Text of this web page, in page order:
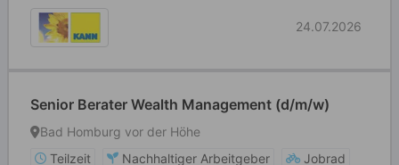
24.07.2026
Senior Berater Wealth Management (d/m/w)
Bad Homburg vor der Höhe
Teilzeit
Nachhaltiger Arbeitgeber
Jobrad